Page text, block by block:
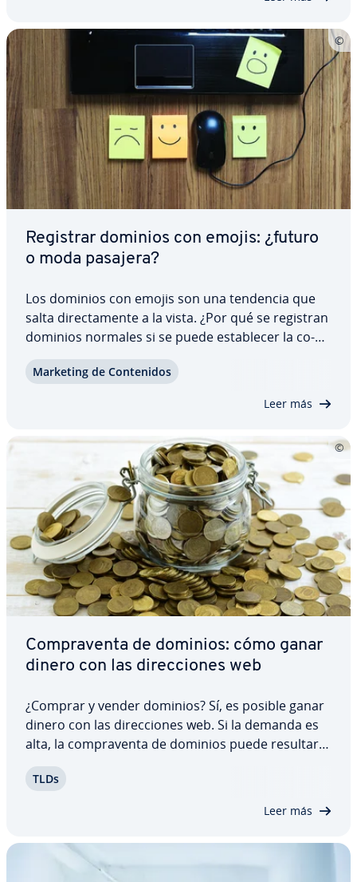
Registrar dominios con emojis: ¿futuro
o moda pasajera?
Los dominios con emojis son una tendencia que
salta di­re­c­ta­me­n­te a la vista. ¿Por qué se registran
dominios normales si se puede es­ta­ble­cer la co­
bli­ci­ta­rio? El registro de un URL con un emoji
Marketing de Co­n­te­ni­dos
Leer más
Co­m­pra­ve­n­ta de dominios: cómo ganar
dinero con las di­re­c­cio­nes web
¿Comprar y vender dominios? Sí, es posible ganar
dinero con las di­re­c­cio­nes web. Si la demanda es
alta, la co­m­pra­ve­n­ta de dominios puede resultar
dominio cua­l­quie­ra y esperar lo mejor, sino que,
TLDs
Leer más